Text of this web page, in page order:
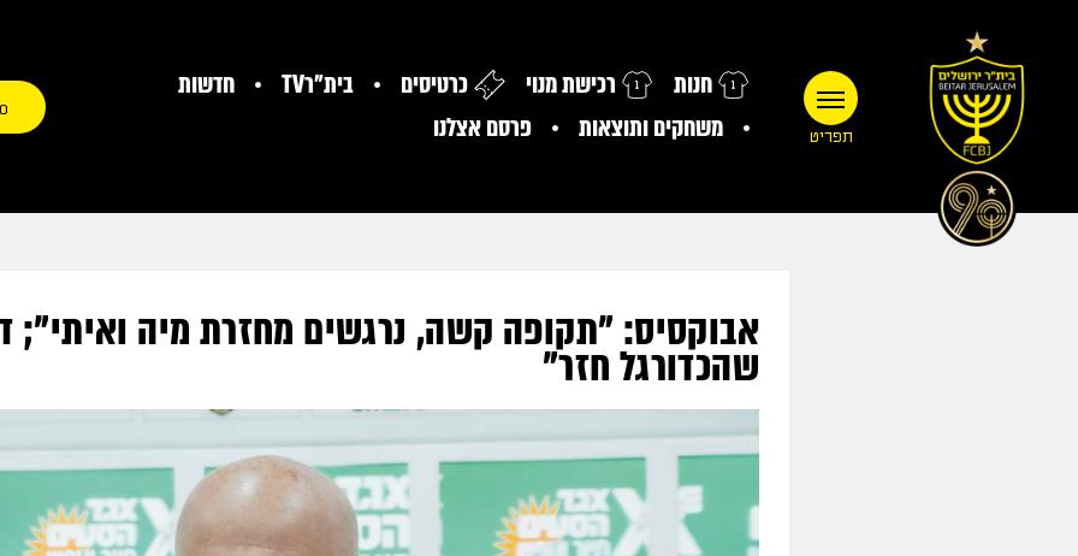
תפריט
חנות רכישת מנוי כרטיסים בית"רTV
חדשות
משחקים ותוצאות
פרסם אצלנו
0
אבוקסיס: "תקופה קשה, נרגשים מחזרת מיה ואיתי";
שהכדורגל חזר"